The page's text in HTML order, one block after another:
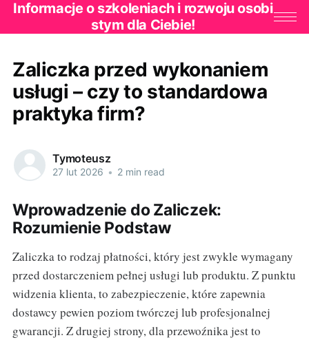
Informacje o szkoleniach i rozwoju osobi
stym dla Ciebie!
Zaliczka przed wykonaniem
usługi – czy to standardowa
praktyka firm?
Tymoteusz
27 lut 2026 • 2 min read
Wprowadzenie do Zaliczek:
Rozumienie Podstaw
Zaliczka to rodzaj płatności, który jest zwykle wymagany
przed dostarczeniem pełnej usługi lub produktu. Z punktu
widzenia klienta, to zabezpieczenie, które zapewnia
dostawcy pewien poziom twórczej lub profesjonalnej
gwarancji. Z drugiej strony, dla przewoźnika jest to